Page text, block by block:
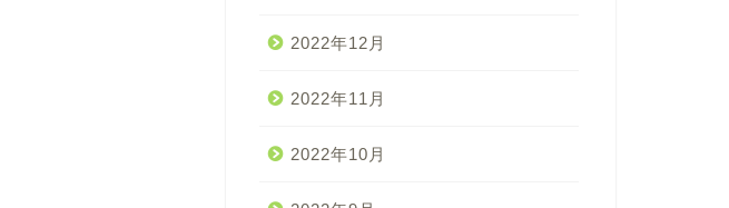
2022年12月
2022年11月
2022年10月